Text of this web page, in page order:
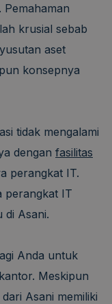
krusial sebab
aset
konsepnya
tidak mengalami
dengan fasilitas
perangkat IT.
perangkat IT
di Asani.
Anda untuk
Meskipun
Asani memiliki